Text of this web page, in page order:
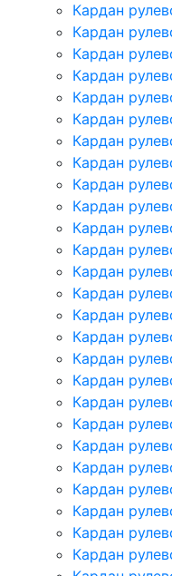
Кардан
Кардан
Кардан
Кардан
Кардан
Кардан
Кардан
Кардан
Кардан
Кардан
Кардан
Кардан
Кардан
Кардан
Кардан
Кардан
Кардан
Кардан
Кардан
Кардан
Кардан
Кардан
Кардан
Кардан
Кардан
Кардан